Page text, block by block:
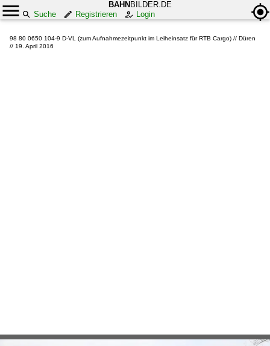
BAHN BILDER.DE
Suche
Registrieren Login
98 80 0650 104-9 D-VL (zum Aufnahmezeitpunkt im Leiheinsatz für RTB Cargo) // Düren
// 19. April 2016